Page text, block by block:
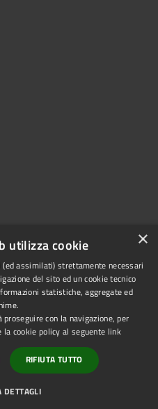
di Ciampino
Powered byMunicipium
• Accesso redazione
×
utilizza cookie
assimilati) strettamente necessari
del sito ed un cookie tecnico
statistiche, aggregate ed
con la navigazione, per
cookie policy al seguente link
RIFIUTA TUTTO
DETTAGLI